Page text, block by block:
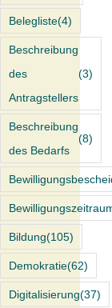
Belegliste(4)
Beschreibung
des
Antragstellers
(3)
Beschreibung
des Bedarfs
(8)
Bildung(105)
Demokratie(62)
Digitalisierung(37)